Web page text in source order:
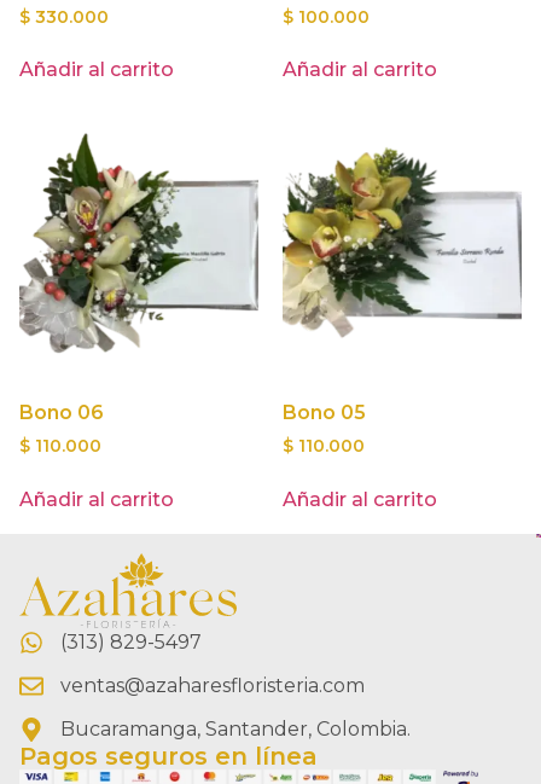
$ 330.000
Añadir al carrito
$ 100.000
Añadir al carrito
Bono 06
$ 110.000
Añadir al carrito
Bono 05
$ 110.000
Añadir al carrito
(313) 829-5497
ventas@azaharesfloristeria.com
Bucaramanga, Santander, Colombia.
Pagos seguros en línea